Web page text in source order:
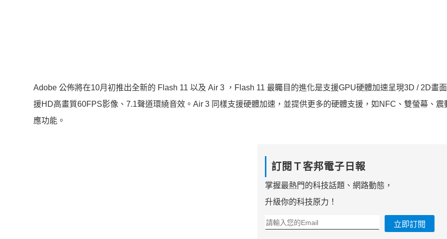
Adobe 公佈將在10月初推出全新的 Flash 11 以及 Air 3 ，Flash 11 最矚目的進化是支援GPU硬體加速呈現3D / 2D畫
援HD高畫質60FPS影像、7.1聲道環繞音效。Air 3 同樣支援硬體加速，並提供更多的硬體支援，如NFC、雙螢幕、震
應功能。
訂閱Ｔ客邦電子日報
掌握最熱門的科技話題、網路動態，
升級你的科技原力！
立即訂閱